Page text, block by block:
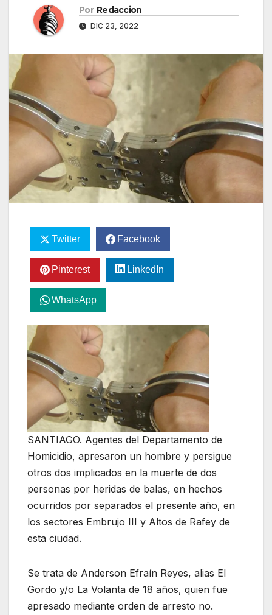
Por Redaccion
DIC 23, 2022
Twitter Facebook
Pinterest LinkedIn
WhatsApp
SANTIAGO. Agentes del Departamento de
Homicidio, apresaron un hombre y persigue
otros dos implicados en la muerte de dos
personas por heridas de balas, en hechos
ocurridos por separados el presente año, en
los sectores Embrujo III y Altos de Rafey de
esta ciudad.
Se trata de Anderson Efraín Reyes, alias El
Gordo y/o La Volanta de 18 años, quien fue
apresado mediante orden de arresto no.